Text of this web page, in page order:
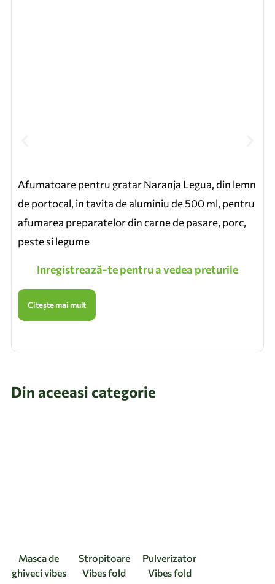
Afumatoare pentru gratar Naranja Legua, din lemn
de portocal, in tavita de aluminiu de 500 ml, pentru
afumarea preparatelor din carne de pasare, porc,
peste si legume
Inregistrează-te pentru a vedea preturile
Citește mai mult
Din aceeasi categorie
Masca de
ghiveci vibes
Stropitoare
Vibes fold
Pulverizator
Vibes fold